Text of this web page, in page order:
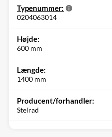
Typenummer:
0204063014
Højde:
600 mm
Længde:
1400 mm
Producent/forhandler:
Stelrad